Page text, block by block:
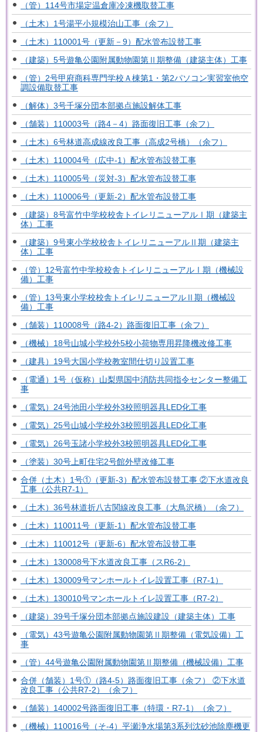
（管）114号市場定温倉庫冷凍機取替工事
（土木）1号湯平小規模治山工事（余フ）
（土木）110001号（更新－9）配水管布設替工事
（建築）5号遊亀公園附属動物園第Ⅱ期整備（建築主体）工事
（管）2号甲府商科専門学校Ａ棟第1・第2パソコン実習室他空
調設備取替工事
（解体）3号千塚分団本部拠点施設解体工事
（舗装）110003号（路4－4）路面復旧工事（余フ）
（土木）6号林道高成線改良工事（高成2号橋）（余フ）
（土木）110004号（広中-1）配水管布設替工事
（土木）110005号（災対-3）配水管布設替工事
（土木）110006号（更新-2）配水管布設替工事
（建築）8号富竹中学校校舎トイレリニューアルⅠ期（建築主
体）工事
（建築）9号東小学校校舎トイレリニューアルⅡ期（建築主
体）工事
（管）12号富竹中学校校舎トイレリニューアルⅠ期（機械設
備）工事
（管）13号東小学校校舎トイレリニューアルⅡ期（機械設
備）工事
（舗装）110008号（路4-2）路面復旧工事（余フ）
（機械）18号山城小学校外5校小荷物専用昇降機改修工事
（建具）19号大国小学校教室間仕切り設置工事
（電通）1号（仮称）山梨県国中消防共同指令センター整備工
事
（電気）24号池田小学校外3校照明器具LED化工事
（電気）25号山城小学校外3校照明器具LED化工事
（電気）26号玉諸小学校外3校照明器具LED化工事
（塗装）30号上町住宅2号館外壁改修工事
合併（土木）1号①（更新-3）配水管布設替工事 ②下水道改良
工事（公共R7-1）
（土木）36号林道折八古関線改良工事（大鳥沢橋）（余フ）
（土木）110011号（更新-1）配水管布設替工事
（土木）110012号（更新-6）配水管布設替工事
（土木）130008号下水道改良工事（スR6-2）
（土木）130009号マンホールトイレ設置工事（R7-1）
（土木）130010号マンホールトイレ設置工事（R7-2）
（建築）39号千塚分団本部拠点施設建設（建築主体）工事
（電気）43号遊亀公園附属動物園第Ⅱ期整備（電気設備）工
事
（管）44号遊亀公園附属動物園第Ⅱ期整備（機械設備）工事
合併（舗装）1号①（路4-5）路面復旧工事（余フ） ②下水道
改良工事（公共R7-2）（余フ）
（舗装）140002号路面復旧工事（特環・R7-1）（余フ）
（機械）110016号（そ-4）平瀬浄水場第3系列沈砂池除塵機更